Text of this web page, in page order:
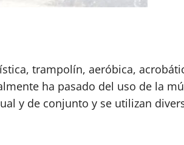
trampolín, aeróbica,
ha pasado del uso de la
y de conjunto y se utilizan